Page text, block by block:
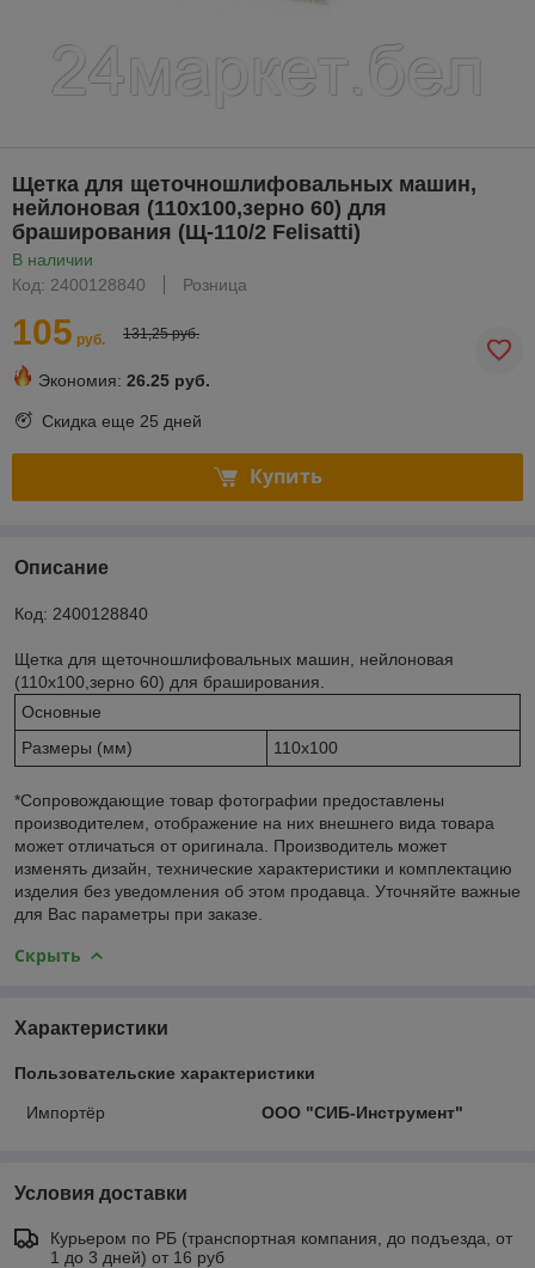
Щетка для щеточношлифовальных машин,
нейлоновая (110x100,зерно 60) для
браширования (Щ-110/2 Felisatti)
В наличии
Код: 2400128840
Розница
105 руб. 131,25 руб.
Экономия: 26.25 руб.
Скидка еще 25 дней
Купить
Описание
Код: 2400128840
Щетка для щеточношлифовальных машин, нейлоновая
(110x100,зерно 60) для браширования.
Основные
Размеры (мм)
110х100
*Сопровождающие товар фотографии предоставлены
производителем, отображение на них внешнего вида товара
может отличаться от оригинала. Производитель может
изменять дизайн, технические характеристики и комплектацию
изделия без уведомления об этом продавца. Уточняйте важные
для Вас параметры при заказе.
Скрыть
Характеристики
Пользовательские характеристики
Импортёр ООО "СИБ-Инструмент"
Условия доставки
Курьером по РБ (транспортная компания, до подъезда, от
1 до 3 дней) от 16 руб